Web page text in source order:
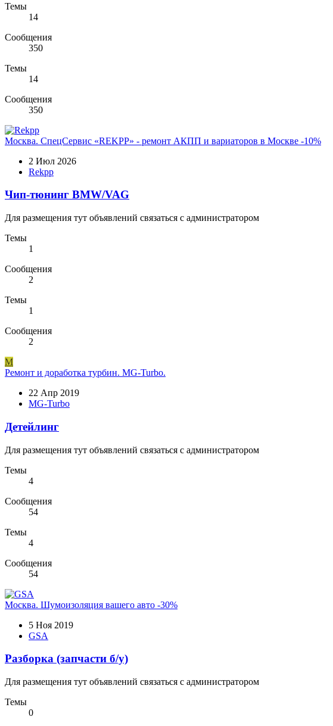
Темы
14
Сообщения
350
Темы
14
Сообщения
350
Москва. СпецСервис «REKPP» - ремонт АКПП и вариаторов в Москве -10%
2 Июл 2026
Rekpp
Чип-тюнинг BMW/VAG
Для размещения тут объявлений связаться с администратором
Темы
1
Сообщения
2
Темы
1
Сообщения
2
M
Ремонт и доработка турбин. MG-Turbo.
22 Апр 2019
MG-Turbo
Детейлинг
Для размещения тут объявлений связаться с администратором
Темы
4
Сообщения
54
Темы
4
Сообщения
54
Москва. Шумоизоляция вашего авто -30%
5 Ноя 2019
GSA
Разборка (запчасти б/у)
Для размещения тут объявлений связаться с администратором
Темы
0